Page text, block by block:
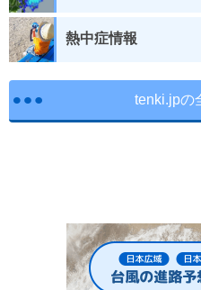
熱中症情報
tenki.jpの